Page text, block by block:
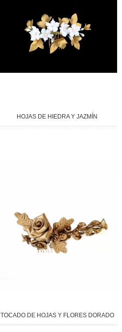
HOJAS DE HIEDRA Y JAZMÍN
TOCADO DE HOJAS Y FLORES DORADO